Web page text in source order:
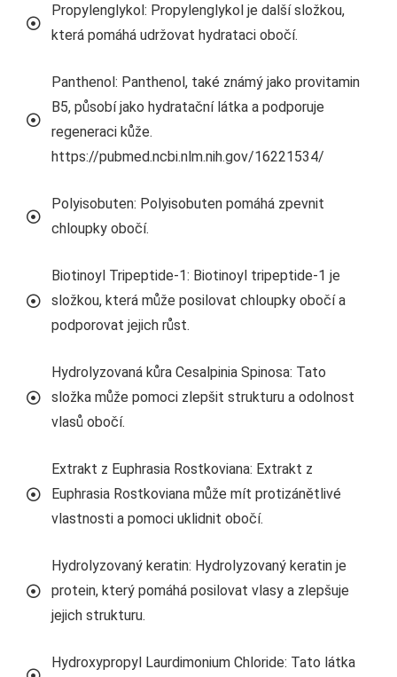
Propylenglykol: Propylenglykol je další složkou,
která pomáhá udržovat hydrataci obočí.
Panthenol: Panthenol, také známý jako provitamin
B5, působí jako hydratační látka a podporuje
regeneraci kůže.
https://pubmed.ncbi.nlm.nih.gov/16221534/
Polyisobuten: Polyisobuten pomáhá zpevnit
chloupky obočí.
Biotinoyl Tripeptide-1: Biotinoyl tripeptide-1 je
složkou, která může posilovat chloupky obočí a
podporovat jejich růst.
Hydrolyzovaná kůra Cesalpinia Spinosa: Tato
složka může pomoci zlepšit strukturu a odolnost
vlasů obočí.
Extrakt z Euphrasia Rostkoviana: Extrakt z
Euphrasia Rostkoviana může mít protizánětlivé
vlastnosti a pomoci uklidnit obočí.
Hydrolyzovaný keratin: Hydrolyzovaný keratin je
protein, který pomáhá posilovat vlasy a zlepšuje
jejich strukturu.
Hydroxypropyl Laurdimonium Chloride: Tato látka